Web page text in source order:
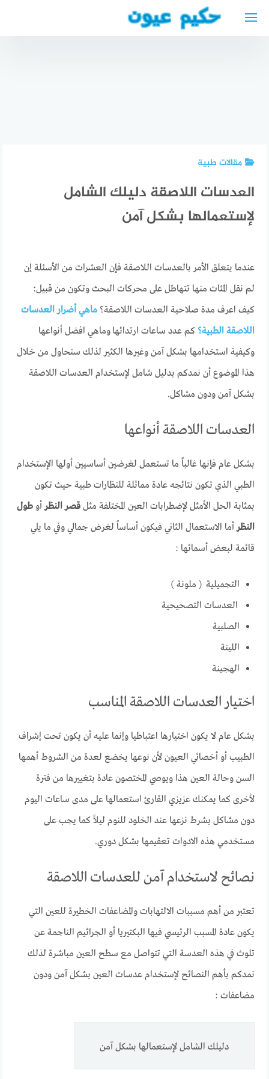
مقالات طبية
العدسات اللاصقة دليلك الشامل
لإستعمالها بشكل آمن
عندما يتعلق الأمر بالعدسات اللاصقة فإن العشرات من الأسئلة إن
لم نقل المئات منها تتهاطل على محركات البحث وتكون من قبيل:
كيف اعرف مدة صلاحية العدسات اللاصقة؟ماهي أضرار العدسات
اللاصقة الطبية؟ كم عدد ساعات ارتدائها وماهي افضل أنواعها
وكيفية استخدامها بشكل آمن وغيرها الكثير لذلك سنحاول من خلال
هذا الموضوع أن نمدكم بدليل شامل لإستخدام العدسات اللاصقة
بشكل آمن ودون مشاكل.
العدسات اللاصقة أنواعها
بشكل عام فإنها غالباً ما تستعمل لغرضين أساسيين أولها الإستخدام
الطبي الذي تكون نتائجه عادة مماثلة للنظارات طبية حيث تكون
بمثابة الحل الأمثل لإضطرابات العين المختلفة مثلقصر النظرأوطول
النظرأما الاستعمال الثاني فيكون أساساً لغرض جمالي وفي ما يلي
قائمة لبعض أسمائها :
التجميلية ( ملونة )
العدسات التصحيحية
الصلبية
اللينة
الهجينة
اختيار العدسات اللاصقة المناسب
بشكل عام لا يكون اختيارها اعتباطيا وإنما عليه أن يكون تحت إشراف
الطبيب أو أخصائي العيون لأن نوعها يخضع لعدة من الشروط أهمها
السن وحالة العين هذا ويوصي المختصون عادة بتغييرها من فترة
لأخرى كما يمكنك عزيزي القارئ استعمالها على مدى ساعات اليوم
دون مشاكل بشرط نزعها عند الخلود للنوم ليلاً كما يجب على
مستخدمي هذه الادوات تعقيمها بشكل دوري.
نصائح لاستخدام آمن للعدسات اللاصقة
تعتبر من أهم مسببات الالتهابات والمضاعفات الخطيرة للعين التي
يكون عادة المسبب الرئيسي فيها البكتيريا أو الجراثيم الناجمة عن
تلوث في هذه العدسة التي تتواصل مع سطح العين مباشرة لذلك
نمدكم بأهم النصائح لإستخدام عدسات العين بشكل آمن ودون
مضاعفات :
دليلك الشامل لإستعمالها بشكل آمن